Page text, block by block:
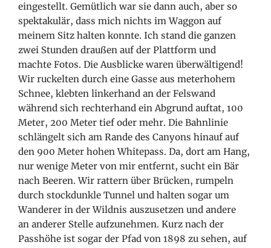
eingestellt. Gemütlich war sie dann auch, aber so
spektakulär, dass mich nichts im Waggon auf
meinem Sitz halten konnte. Ich stand die ganzen
zwei Stunden draußen auf der Plattform und
machte Fotos. Die Ausblicke waren überwältigend!
Wir ruckelten durch eine Gasse aus meterhohem
Schnee, klebten linkerhand an der Felswand
während sich rechterhand ein Abgrund auftat, 100
Meter, 200 Meter tief oder mehr. Die Bahnlinie
schlängelt sich am Rande des Canyons hinauf auf
den 900 Meter hohen Whitepass. Da, dort am Hang,
nur wenige Meter von mir entfernt, sucht ein Bär
nach Beeren. Wir rattern über Brücken, rumpeln
durch stockdunkle Tunnel und halten sogar um
Wanderer in der Wildnis auszusetzen und andere
an anderer Stelle aufzunehmen. Kurz nach der
Passhöhe ist sogar der Pfad von 1898 zu sehen, auf